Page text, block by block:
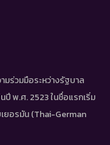
ร่วมมือระหว่างรัฐบาล
พ.ศ. 2523 ในชื่อแรกเริ่ม
ยอรมัน (Thai-German